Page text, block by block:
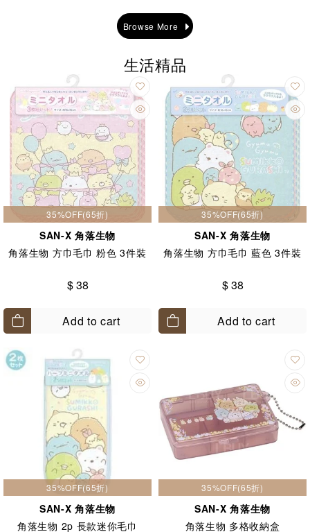
Browse More
生活精品
35%OFF(65折)
SAN-X 角落生物
角落生物 方巾毛巾 粉色 3件裝
$ 38
Add to cart
35%OFF(65折)
SAN-X 角落生物
角落生物 方巾毛巾 藍色 3件裝
$ 38
Add to cart
35%OFF(65折)
SAN-X 角落生物
角落生物 2p 長款迷你毛巾
35%OFF(65折)
SAN-X 角落生物
角落生物 多格收納盒